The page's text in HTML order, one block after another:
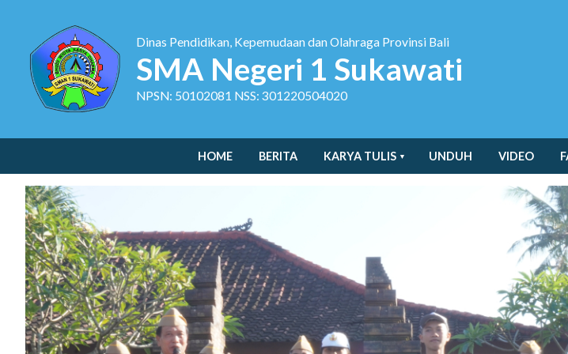
Dinas Pendidikan, Kepemudaan dan Olahraga Provinsi Bali
SMA Negeri 1 Sukawati
NPSN: 50102081 NSS: 301220504020
HOME BERITA KARYA TULIS UNDUH VIDEO